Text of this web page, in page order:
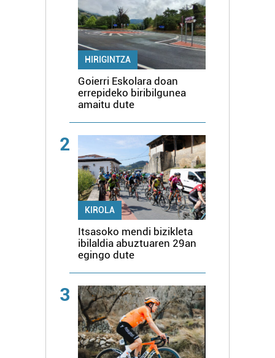
HIRIGINTZA
Goierri Eskolara doan
errepideko biribilgunea
amaitu dute
2
KIROLA
Itsasoko mendi bizikleta
ibilaldia abuztuaren 29an
egingo dute
3